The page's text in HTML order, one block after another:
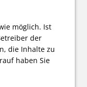
möglich. Ist
der
die Inhalte zu
haben Sie